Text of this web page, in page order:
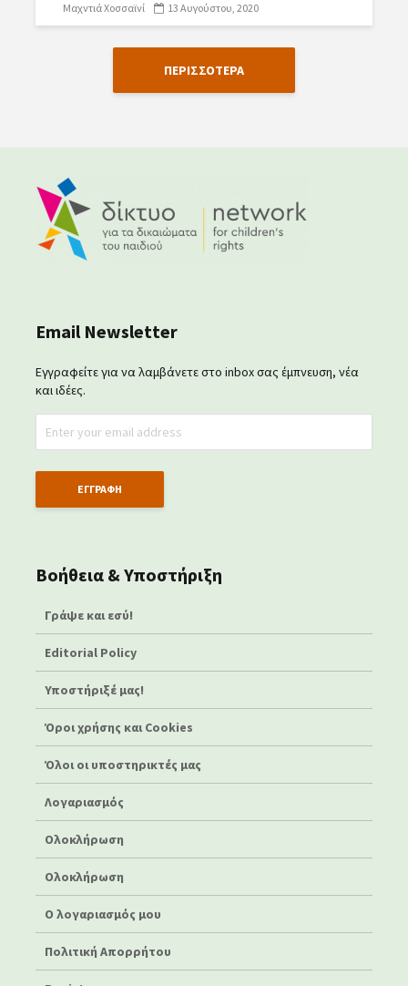
Μαχντιά Χοσσαϊνί 13 Αυγούστου, 2020
ΠΕΡΙΣΣΟΤΕΡΑ
Email Newsletter
Εγγραφείτε για να λαμβάνετε στο inbox σας έμπνευση, νέα
και ιδέες.
Βοήθεια & Υποστήριξη
Γράψε και εσύ!
Editorial Policy
Υποστήριξέ μας!
Όροι χρήσης και Cookies
Όλοι οι υποστηρικτές μας
Λογαριασμός
Ολοκλήρωση
Ολοκλήρωση
Ο λογαριασμός μου
Πολιτική Απορρήτου